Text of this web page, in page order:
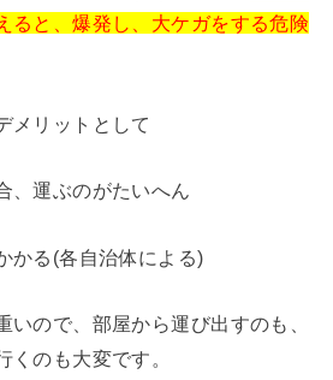
ると、爆発し、大ケガをする危険
メリットとして
、運ぶのがたいへん
かる(各自治体による)
いので、部屋から運び出すのも、
くのも大変です。